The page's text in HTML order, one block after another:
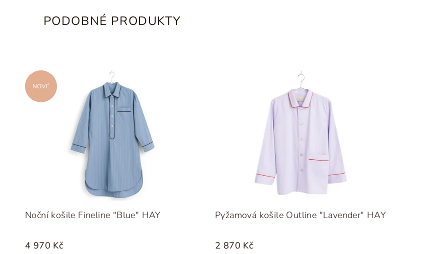
PODOBNÉ PRODUKTY
NOVÉ
Noční košile Fineline "Blue" HAY
4 970 Kč
Pyžamová košile Outline "Lavender" HAY
2 870 Kč